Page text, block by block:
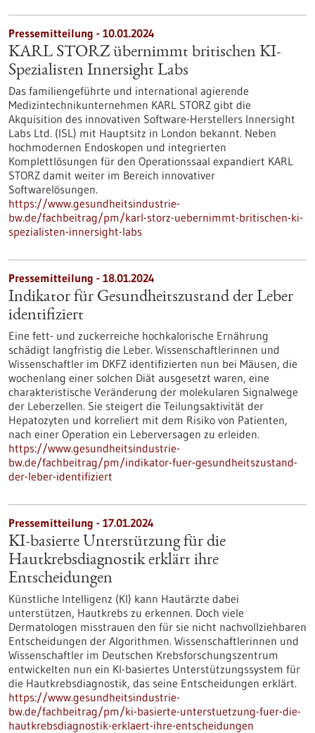
Pressemitteilung - 10.01.2024
KARL STORZ übernimmt britischen KI-
Spezialisten Innersight Labs
Das familiengeführte und international agierende
Medizintechnikunternehmen KARL STORZ gibt die
Akquisition des innovativen Software-Herstellers Innersight
Labs Ltd. (ISL) mit Hauptsitz in London bekannt. Neben
hochmodernen Endoskopen und integrierten
Komplettlösungen für den Operationssaal expandiert KARL
STORZ damit weiter im Bereich innovativer
Softwarelösungen.
https://www.gesundheitsindustrie-
bw.de/fachbeitrag/pm/karl-storz-uebernimmt-britischen-ki-
spezialisten-innersight-labs
Pressemitteilung - 18.01.2024
Indikator für Gesundheitszustand der Leber
identifiziert
Eine fett- und zuckerreiche hochkalorische Ernährung
schädigt langfristig die Leber. Wissenschaftlerinnen und
Wissenschaftler im DKFZ identifizierten nun bei Mäusen, die
wochenlang einer solchen Diät ausgesetzt waren, eine
charakteristische Veränderung der molekularen Signalwege
der Leberzellen. Sie steigert die Teilungsaktivität der
Hepatozyten und korreliert mit dem Risiko von Patienten,
nach einer Operation ein Leberversagen zu erleiden.
https://www.gesundheitsindustrie-
bw.de/fachbeitrag/pm/indikator-fuer-gesundheitszustand-
der-leber-identifiziert
Pressemitteilung - 17.01.2024
KI-basierte Unterstützung für die
Hautkrebsdiagnostik erklärt ihre
Entscheidungen
Künstliche Intelligenz (KI) kann Hautärzte dabei
unterstützen, Hautkrebs zu erkennen. Doch viele
Dermatologen misstrauen den für sie nicht nachvollziehbaren
Entscheidungen der Algorithmen. Wissenschaftlerinnen und
Wissenschaftler im Deutschen Krebsforschungszentrum
entwickelten nun ein KI-basiertes Unterstützungssystem für
die Hautkrebsdiagnostik, das seine Entscheidungen erklärt.
https://www.gesundheitsindustrie-
bw.de/fachbeitrag/pm/ki-basierte-unterstuetzung-fuer-die-
hautkrebsdiagnostik-erklaert-ihre-entscheidungen